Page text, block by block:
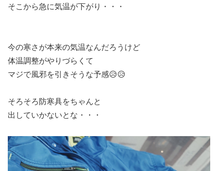
そこから急に気温が下がり・・・
今の寒さが本来の気温なんだろうけど
体温調整がやりづらくて
マジで風邪を引きそうな予感😥😥
そろそろ防寒具をちゃんと
出していかないとな・・・